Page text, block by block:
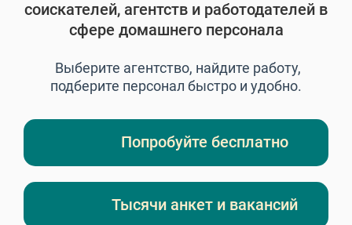
соискателей, агентств и работодателей в
сфере домашнего персонала
Выберите агентство, найдите работу,
подберите персонал быстро и удобно.
Попробуйте бесплатно
Тысячи анкет и вакансий